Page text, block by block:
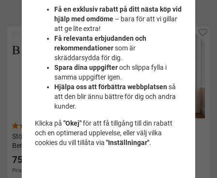
produkt
(35)
Stödstrumpor herr svarta -
Berga
75 kr
Pris i andra butiker 99 kr
(41)
Flanell pyjamas herr -
Gambler
Rekommenderas
Få en exklusiv rabatt på ditt nästa köp vid
hjälp med omdöme– bara för att vi gillar
att ge lite extra!
Få relevanta erbjudanden och
rekommendationersom är
skräddarsydda för dig.
Spara dina uppgifteroch slippa fylla i
samma uppgifter igen.
Hjälpa oss att förbättra webbplatsen så
att den blir ännu bättre för dig och andra
kunder.
Klicka på "Okej"för att få tillgång till din rabatt
och en optimerad upplevelse, eller välj vilka
cookies du vill tillåta via "Inställningar".